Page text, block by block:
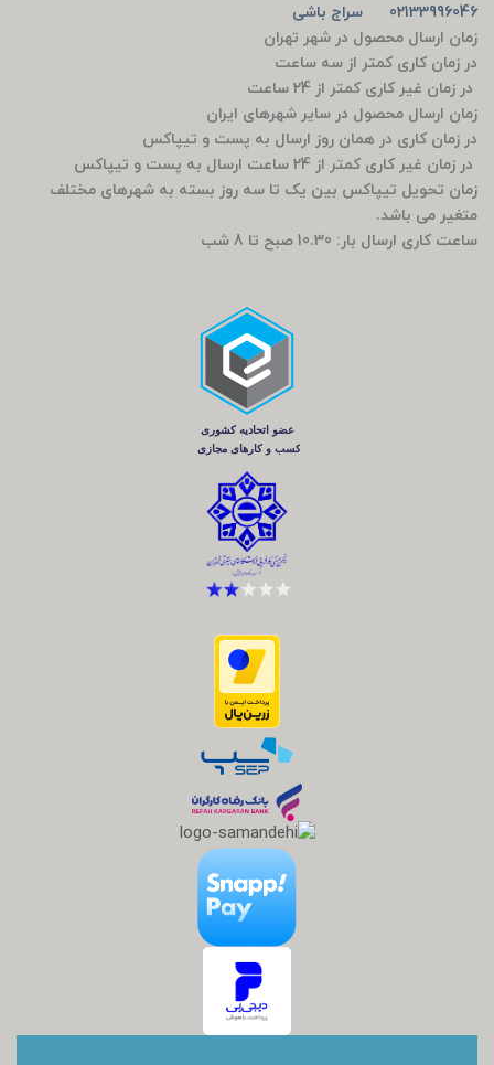
02133996046 سراج باشی
زمان ارسال محصول در شهر تهران
در زمان کاری کمتر از سه ساعت
در زمان غیر کاری کمتر از 24 ساعت
زمان ارسال محصول در سایر شهرهای ایران
در زمان کاری در همان روز ارسال به پست و تیپاکس
در زمان غیر کاری کمتر از 24 ساعت ارسال به پست و تیپاکس
زمان تحویل تیپاکس بین یک تا سه روز بسته به شهرهای مختلف
متغیر می باشد.
ساعت کاری ارسال بار: 10.30 صبح تا 8 شب